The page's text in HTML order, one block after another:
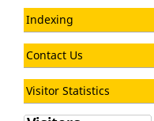
Indexing
Contact Us
Visitor Statistics